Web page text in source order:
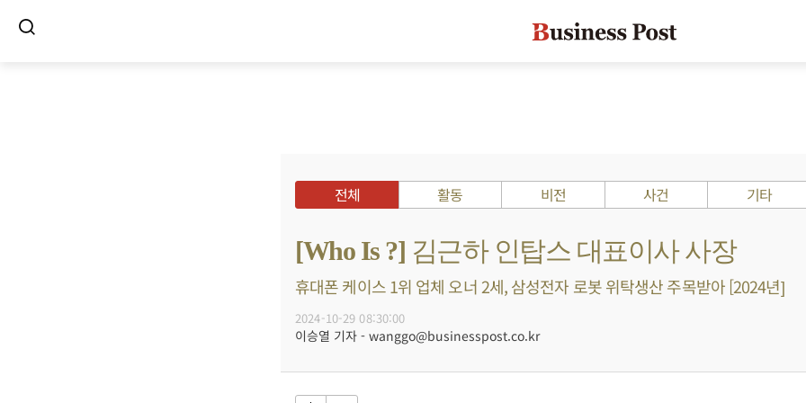
전체 활동 비전 사건 기타
[Who Is ?] 김근하 인탑스 대표이사 사장
휴대폰 케이스 1위 업체 오너 2세, 삼성전자 로봇 위탁생산 주목받아 [2024년]
2024-10-29 08:30:00
이승열 기자 - wanggo@businesspost.co.kr